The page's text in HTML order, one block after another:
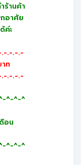
ร้านค้า
อาศัย
ค่ะ
.-.-.-
ท
.-.-.-
^-^-^
อน
^-^-^